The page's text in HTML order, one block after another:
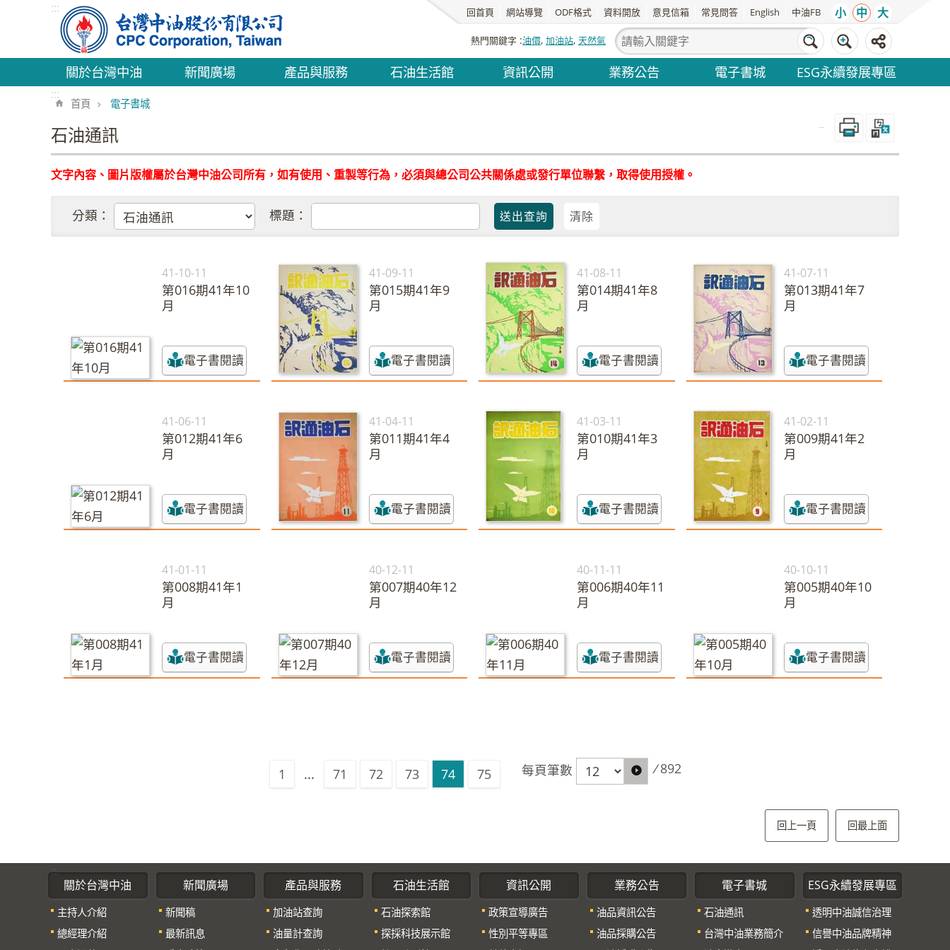
跳到主要內容區塊
::: 回首頁 網站導覽 ODF格式 資料開放 意見信箱 常見問答 English 中油FB 小 中 大
熱門關鍵字 油價 加油站 天然氣
關於台灣中油 新聞廣場 產品與服務 石油生活館 資訊公開 業務公告 電子書城 ESG永續發展專區
:::
首頁 電子書城
石油通訊
文字內容、圖片版權屬於台灣中油公司所有，如有使用、重製等行為，必須與總公司公共關係處或發行單位聯繫，取得使用授權。
分類： 標題：
41-10-11
第016期41年10
月
電子書閱讀
41-09-11
第015期41年9
月
電子書閱讀
41-08-11
第014期41年8
月
電子書閱讀
41-07-11
第013期41年7
月
電子書閱讀
41-06-11
第012期41年6
月
電子書閱讀
41-04-11
第011期41年4
月
電子書閱讀
41-03-11
第010期41年3
月
電子書閱讀
41-02-11
第009期41年2
月
電子書閱讀
41-01-11
第008期41年1
月
電子書閱讀
40-12-11
第007期40年12
月
電子書閱讀
40-11-11
第006期40年11
月
電子書閱讀
40-10-11
第005期40年10
月
電子書閱讀
1 ... 71 72 73 74 75 每頁筆數 / 892
回上一頁 回最上面
:::
關於台灣中油
主持人介紹
總經理介紹
新聞廣場
新聞稿
最新訊息
產品與服務
加油站查詢
油量計查詢
石油生活館
石油探索館
探採科技展示館
資訊公開
政策宣導廣告
性別平等專區
業務公告
油品資訊公告
油品採購公告
電子書城
石油通訊
台灣中油業務簡介
ESG永續發展專區
透明中油誠信治理
信譽中油品牌精神